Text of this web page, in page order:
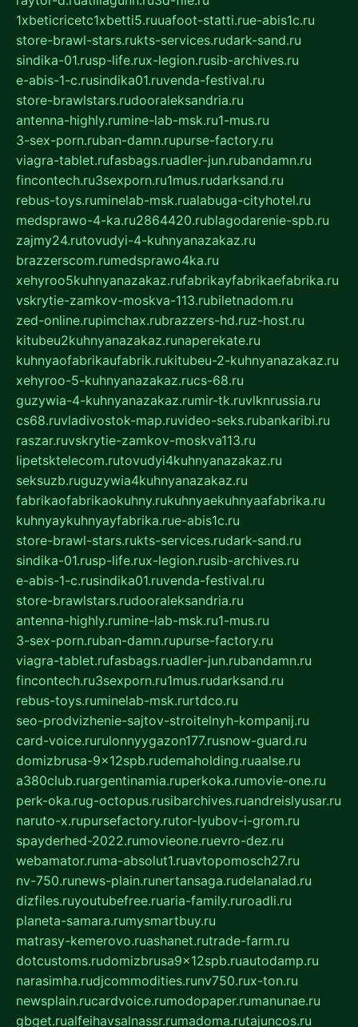
1xbeticricetc1xbetti5.ruuafoot-statti.rue-abis1c.ru
store-brawl-stars.rukts-services.rudark-sand.ru
sindika-01.rusp-life.rux-legion.rusib-archives.ru
e-abis-1-c.rusindika01.ruvenda-festival.ru
store-brawlstars.rudooraleksandria.ru
antenna-highly.rumine-lab-msk.ru1-mus.ru
3-sex-porn.ruban-damn.rupurse-factory.ru
viagra-tablet.rufasbags.ruadler-jun.rubandamn.ru
fincontech.ru3sexporn.ru1mus.rudarksand.ru
rebus-toys.ruminelab-msk.rualabuga-cityhotel.ru
medsprawo-4-ka.ru2864420.rublagodarenie-spb.ru
zajmy24.rutovudyi-4-kuhnyanazakaz.ru
brazzerscom.rumedsprawo4ka.ru
xehyroo5kuhnyanazakaz.rufabrikayfabrikaefabrika.ru
vskrytie-zamkov-moskva-113.rubiletnadom.ru
zed-online.rupimchax.rubrazzers-hd.ruz-host.ru
kitubeu2kuhnyanazakaz.runaperekate.ru
kuhnyaofabrikaufabrik.rukitubeu-2-kuhnyanazakaz.ru
xehyroo-5-kuhnyanazakaz.rucs-68.ru
guzywia-4-kuhnyanazakaz.rumir-tk.ruvlknrussia.ru
cs68.ruvladivostok-map.ruvideo-seks.rubankaribi.ru
raszar.ruvskrytie-zamkov-moskva113.ru
lipetsktelecom.rutovudyi4kuhnyanazakaz.ru
seksuzb.ruguzywia4kuhnyanazakaz.ru
fabrikaofabrikaokuhny.rukuhnyaekuhnyaafabrika.ru
kuhnyaykuhnyayfabrika.rue-abis1c.ru
store-brawl-stars.rukts-services.rudark-sand.ru
sindika-01.rusp-life.rux-legion.rusib-archives.ru
e-abis-1-c.rusindika01.ruvenda-festival.ru
store-brawlstars.rudooraleksandria.ru
antenna-highly.rumine-lab-msk.ru1-mus.ru
3-sex-porn.ruban-damn.rupurse-factory.ru
viagra-tablet.rufasbags.ruadler-jun.rubandamn.ru
fincontech.ru3sexporn.ru1mus.rudarksand.ru
rebus-toys.ruminelab-msk.rurtdco.ru
seo-prodvizhenie-sajtov-stroitelnyh-kompanij.ru
card-voice.rurulonnyygazon177.rusnow-guard.ru
domizbrusa-9x12spb.rudemaholding.ruaalse.ru
a380club.ruargentinamia.ruperkoka.rumovie-one.ru
perk-oka.rug-octopus.rusibarchives.ruandreislyusar.ru
naruto-x.rupursefactory.rutor-lyubov-i-grom.ru
spayderhed-2022.rumovieone.ruevro-dez.ru
webamator.ruma-absolut1.ruavtopomosch27.ru
nv-750.runews-plain.runertansaga.rudelanalad.ru
dizfiles.ruyoutubefree.ruaria-family.ruroadli.ru
planeta-samara.rumysmartbuy.ru
matrasy-kemerovo.ruashanet.rutrade-farm.ru
dotcustoms.rudomizbrusa9x12spb.ruautodamp.ru
narasimha.rudjcommodities.runv750.rux-ton.ru
newsplain.rucardvoice.rumodopaper.rumanunae.ru
gbget.rualfeihavsalnassr.rumadoma.rutajuncos.ru